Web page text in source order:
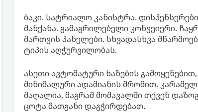
ბაკი. სატრიალო კანისტრა.
მანქანა. გამაგრილებელი კონვეიერი.
მართვის პანელები. სხვადასხვა
ტიპის აღჭურვილობას.
ასეთი ავტომატური ხაზების
მინიმალური ადამიანის შრომით.
მაღალია, მაგრამ მომავალში თქვენ
ცოტა მათგანი დაგჭირდებათ.